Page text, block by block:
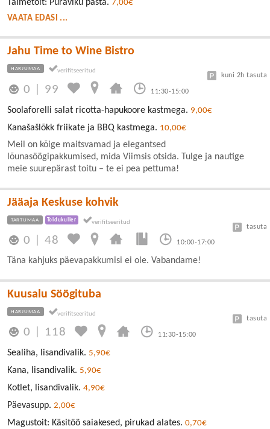
Taimetoit: Puraviku pasta. 7,00€
VAATA EDASI ...
Jahu Time to Wine Bistro
HARJUMAA
0 99 11:30-15:00
kuni 2h tasuta
Soolaforelli salat ricotta-hapukoore kastmega. 9,00€
Kanašašlõkk friikate ja BBQ kastmega. 10,00€
Meil on kõige maitsvamad ja elegantsed
lõunasöögipakkumised, mida Viimsis otsida. Tulge ja nautige
meie suurepärast toitu – te ei pea pettuma!
Jääaja Keskuse kohvik
TARTUMAA Toidukuller
0 |48 10:00-17:00
tasuta
Täna kahjuks päevapakkumisi ei ole. Vabandame!
Kuusalu Söögituba
HARJUMAA
0 118 11:30-15:00
tasuta
Sealiha, lisandivalik. 5,90€
Kana, lisandivalik. 5,90€
Kotlet, lisandivalik. 4,90€
Päevasupp. 2,00€
Magustoit: Käsitöö saiakesed, pirukad alates. 0,70€